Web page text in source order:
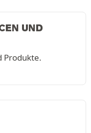
UND
Produkte.